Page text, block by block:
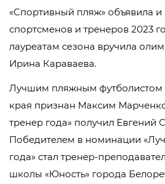
«Спортивный пляж» объявила
спортсменов и тренеров 2023
лауреатам сезона вручила
Ирина Караваева.
Лучшим пляжным футболистом
края признан Максим
тренер года» получил Евгений
Победителем в номинации
года» стал тренер-
школы «Юность» города